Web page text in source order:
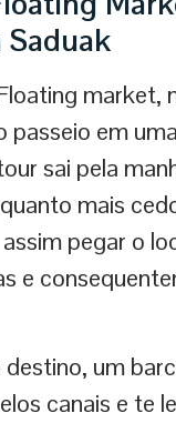
market,
passeio em
sai pela
mais
pegar o
e
destino, um
canais e te